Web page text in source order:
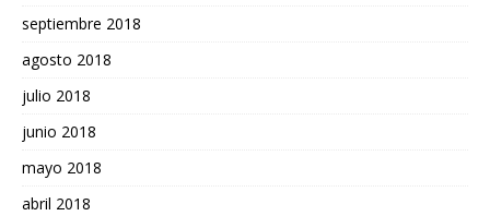
septiembre 2018
agosto 2018
julio 2018
junio 2018
mayo 2018
abril 2018